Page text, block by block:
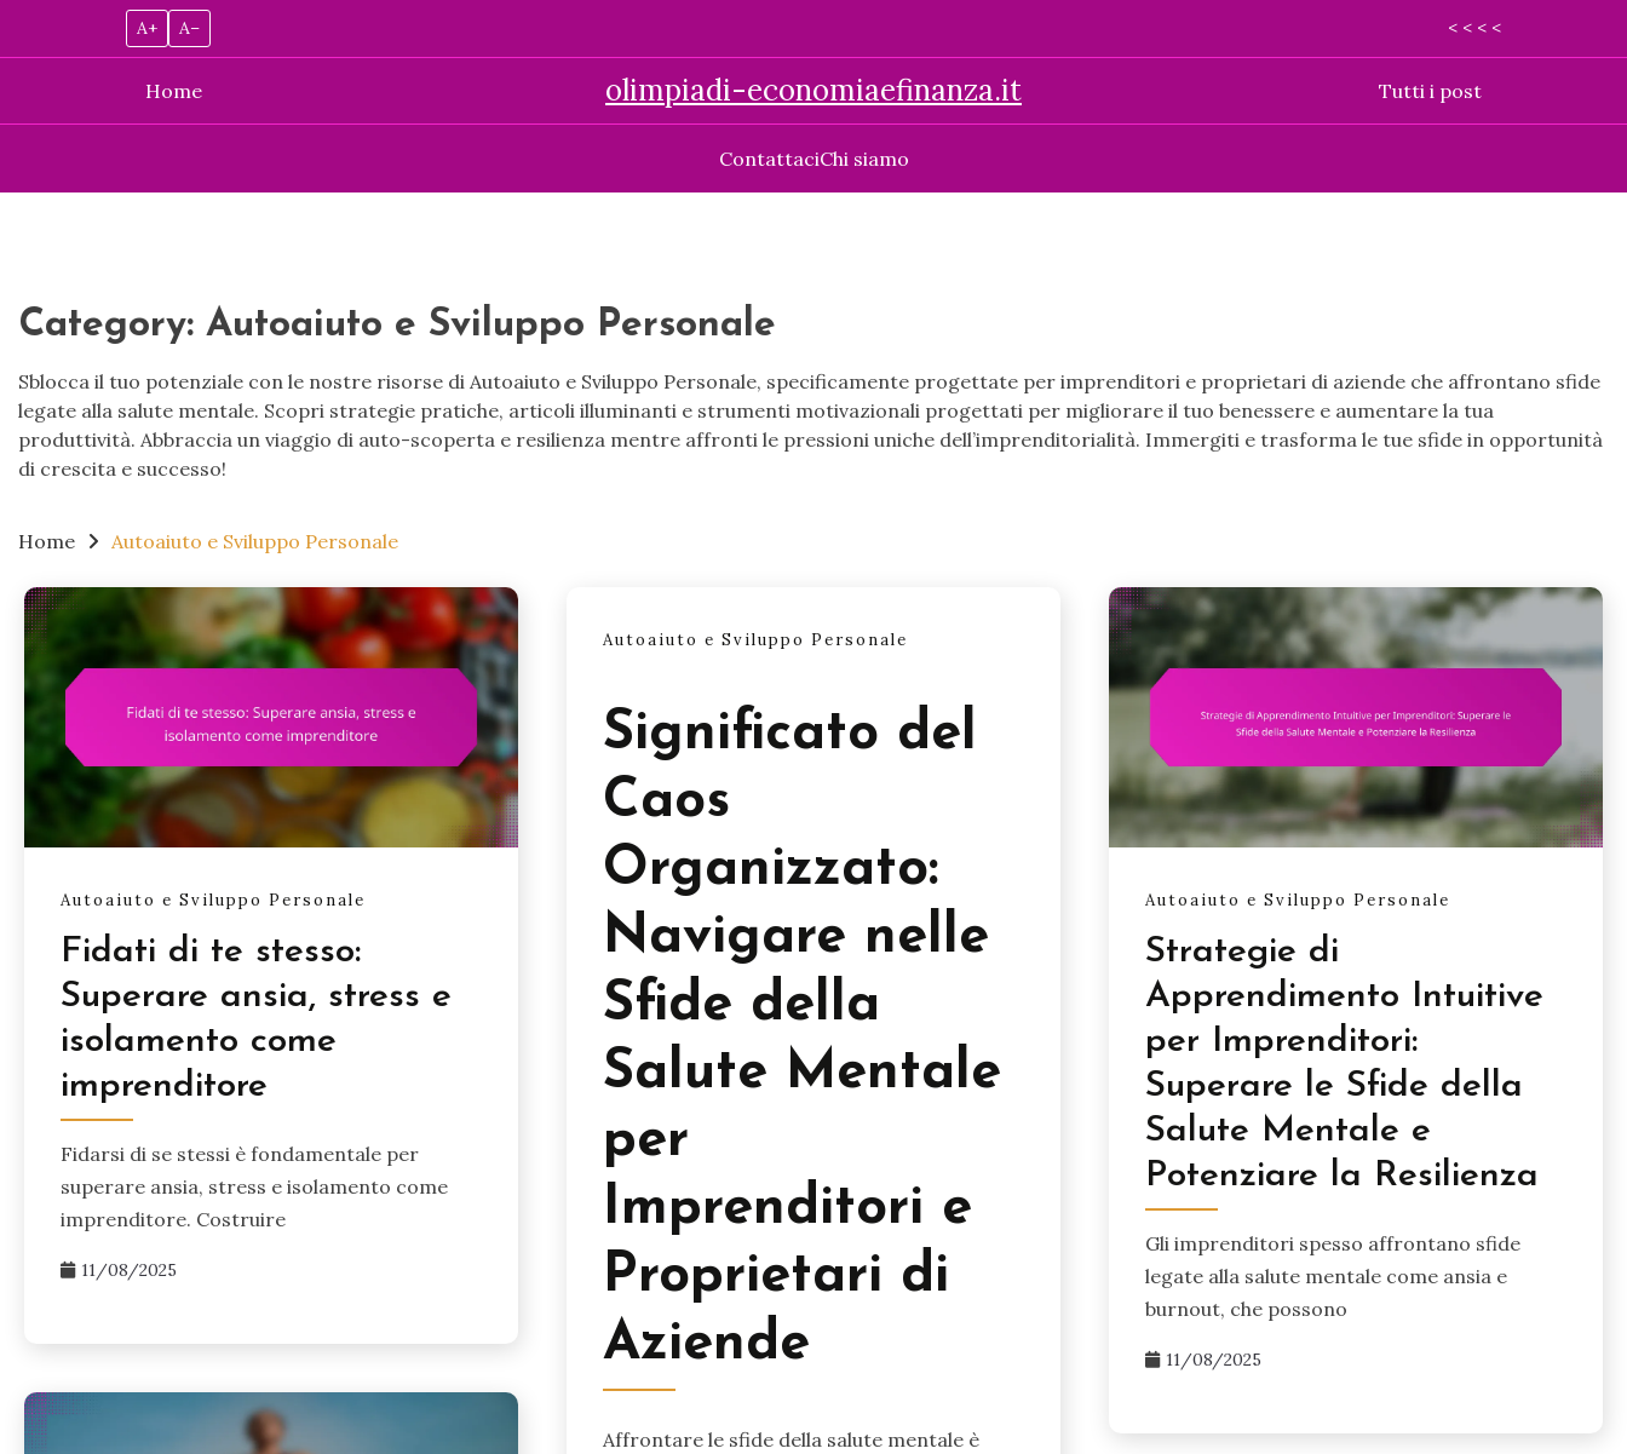
A+ A– < < < <
Home olimpiadi-economiaefinanza.it Tutti i post
ContattaciChi siamo
Category: Autoaiuto e Sviluppo Personale
Sblocca il tuo potenziale con le nostre risorse di Autoaiuto e Sviluppo Personale, specificamente progettate per imprenditori e proprietari di aziende che affrontano sfide
legate alla salute mentale. Scopri strategie pratiche, articoli illuminanti e strumenti motivazionali progettati per migliorare il tuo benessere e aumentare la tua
produttività. Abbraccia un viaggio di auto-scoperta e resilienza mentre affronti le pressioni uniche dell’imprenditorialità. Immergiti e trasforma le tue sfide in opportunità
di crescita e successo!
Home Autoaiuto e Sviluppo Personale
Autoaiuto e Sviluppo Personale
Fidati di te stesso:
Superare ansia, stress e
isolamento come
imprenditore
Fidarsi di se stessi è fondamentale per
superare ansia, stress e isolamento come
imprenditore. Costruire
11/08/2025
Autoaiuto e Sviluppo Personale
Significato del
Caos
Organizzato:
Navigare nelle
Sfide della
Salute Mentale
per
Imprenditori e
Proprietari di
Aziende
Affrontare le sfide della salute mentale è
Autoaiuto e Sviluppo Personale
Strategie di
Apprendimento Intuitive
per Imprenditori:
Superare le Sfide della
Salute Mentale e
Potenziare la Resilienza
Gli imprenditori spesso affrontano sfide
legate alla salute mentale come ansia e
burnout, che possono
11/08/2025